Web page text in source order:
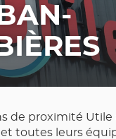
de proximité Utile
et toutes leurs